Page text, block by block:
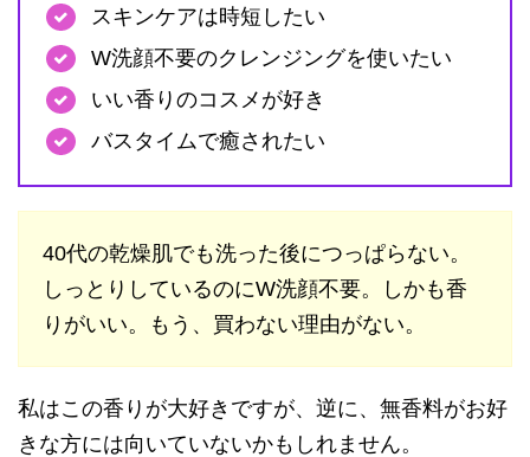
スキンケアは時短したい
W洗顔不要のクレンジングを使いたい
いい香りのコスメが好き
バスタイムで癒されたい
40代の乾燥肌でも洗った後につっぱらない。
しっとりしているのにW洗顔不要。しかも香
りがいい。もう、買わない理由がない。
私はこの香りが大好きですが、逆に、無香料がお好
きな方には向いていないかもしれません。